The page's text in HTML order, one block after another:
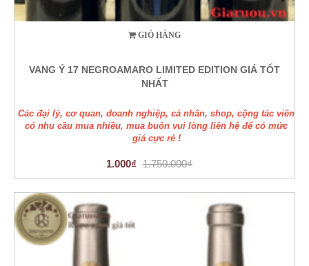
GIỎ HÀNG
VANG Ý 17 NEGROAMARO LIMITED EDITION GIÁ TỐT
NHẤT
Các đại lý, cơ quan, doanh nghiệp, cá nhân, shop, cộng tác viên
có nhu cầu mua nhiều, mua buôn vui lòng liên hệ để có mức
giá cực rẻ !
1.000₫ 1.750.000₫